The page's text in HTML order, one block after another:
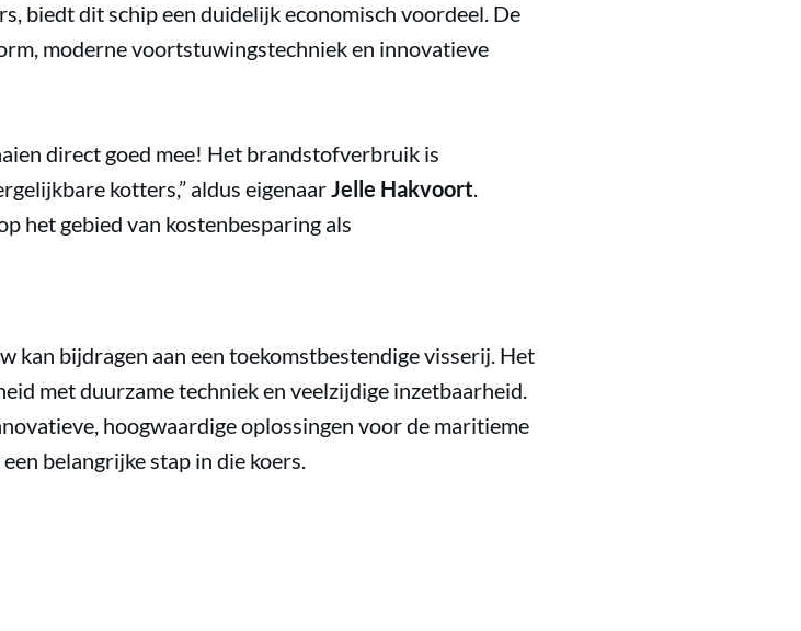
biedt dit schip een duidelijk economisch voordeel. De
moderne voortstuwingstechniek en innovatieve
direct goed mee! Het brandstofverbruik is
kotters,” aldus eigenaarJelle Hakvoort.
het gebied van kostenbesparing als
kan bijdragen aan een toekomstbestendige visserij. Het
met duurzame techniek en veelzijdige inzetbaarheid.
hoogwaardige oplossingen voor de maritieme
belangrijke stap in die koers.